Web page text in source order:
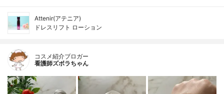
Attenir(アテニア)
ドレスリフト ローション
コスメ紹介ブロガー
看護師ズボラちゃん